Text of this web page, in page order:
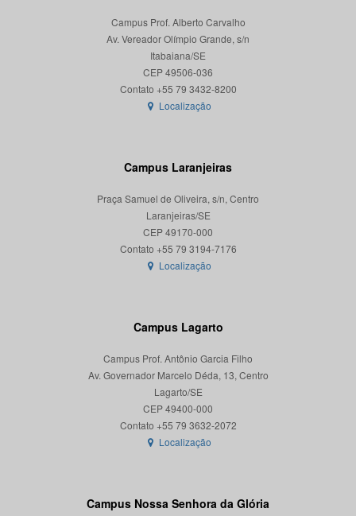
Campus Prof. Alberto Carvalho
Av. Vereador Olímpio Grande, s/n
Itabaiana/SE
CEP 49506-036
Localização
Campus Laranjeiras
Praça Samuel de Oliveira, s/n, Centro
Laranjeiras/SE
CEP 49170-000
Localização
Campus Lagarto
Campus Prof. Antônio Garcia Filho
Av. Governador Marcelo Déda, 13, Centro
Lagarto/SE
CEP 49400-000
Localização
Campus Nossa Senhora da Glória